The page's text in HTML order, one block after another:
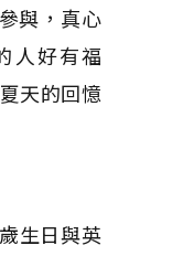
與，真心
人好有福
天的回憶
生日與英